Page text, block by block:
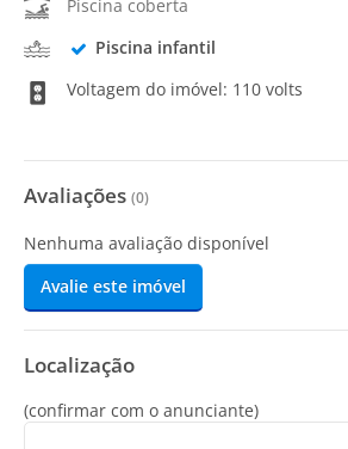
Piscina coberta
Piscina infantil
Voltagem do imóvel: 110 volts
Avaliações (0)
Nenhuma avaliação disponível
Avalie este imóvel
Localização
(confirmar com o anunciante)